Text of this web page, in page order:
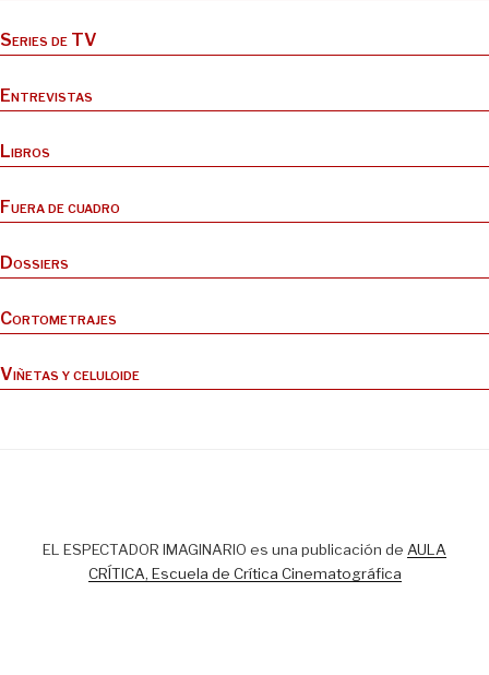
Series de TV
Entrevistas
Libros
Fuera de cuadro
Dossiers
Cortometrajes
Viñetas y celuloide
EL ESPECTADOR IMAGINARIO es una publicación de AULA
CRÍTICA, Escuela de Crítica Cinematográfica